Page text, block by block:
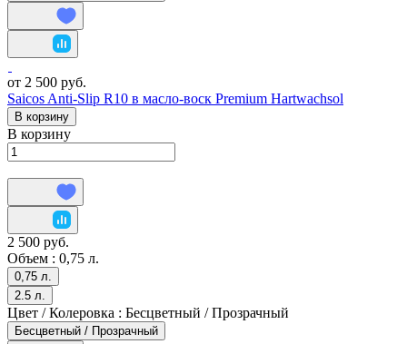
от 2 500 руб.
Saicos Anti-Slip R10 в масло-воск Premium Hartwachsol
В корзину
В корзину
2 500 руб.
Объем : 0,75 л.
0,75 л.
2.5 л.
Цвет / Колеровка : Бесцветный / Прозрачный
Бесцветный / Прозрачный